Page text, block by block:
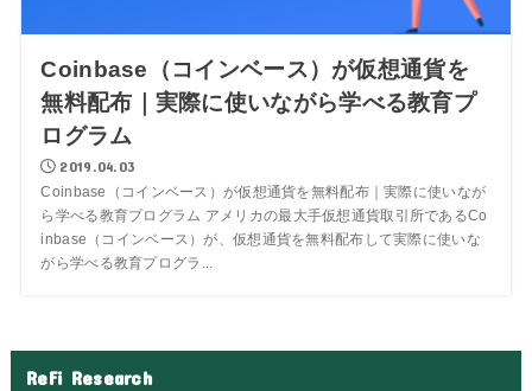
Coinbase（コインベース）が仮想通貨を
無料配布｜実際に使いながら学べる教育プ
ログラム
2019.04.03
Coinbase（コインベース）が仮想通貨を無料配布｜実際に使いなが
ら学べる教育プログラム アメリカの最大手仮想通貨取引所であるCo
inbase（コインベース）が、仮想通貨を無料配布して実際に使いな
がら学べる教育プログラ...
ReFi Research